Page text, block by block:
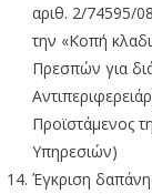
αριθ. 2/74595/
την «Κοπή
Πρεσπών για
Προϊστάμενος
Υπηρεσιών)
Έγκριση